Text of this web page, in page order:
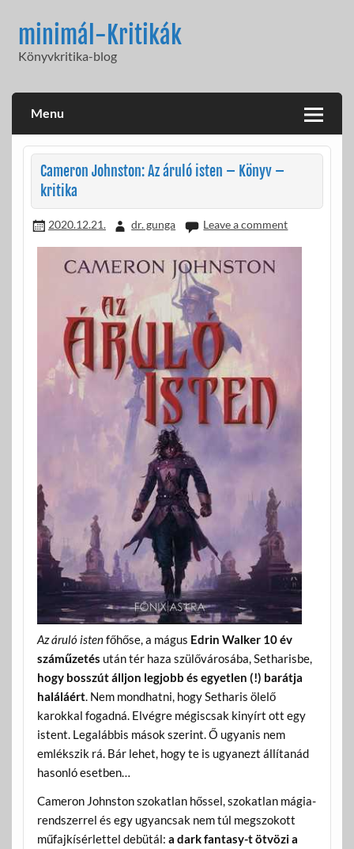
contentminimál-Kritikák
Könyvkritika-blog
Menu
Cameron Johnston: Az áruló isten – Könyv –
kritika
2020.12.21. dr. gunga Leave a comment
Az áruló istenfőhőse, a mágus Edrin Walker 10 év
száműzetés után tér haza szülővárosába, Setharisbe,
hogy bosszút álljon legjobb és egyetlen (!) barátja
haláláért. Nem mondhatni, hogy Setharis ölelő
karokkal fogadná. Elvégre mégiscsak kinyírt ott egy
istent. Legalábbis mások szerint. Ő ugyanis nem
emlékszik rá. Bár lehet, hogy te is ugyanezt állítanád
hasonló esetben…
Cameron Johnston szokatlan hőssel, szokatlan mágia-
rendszerrel és egy ugyancsak nem túl megszokott
műfajkísérlettel debütál: a dark fantasy-t ötvözi a